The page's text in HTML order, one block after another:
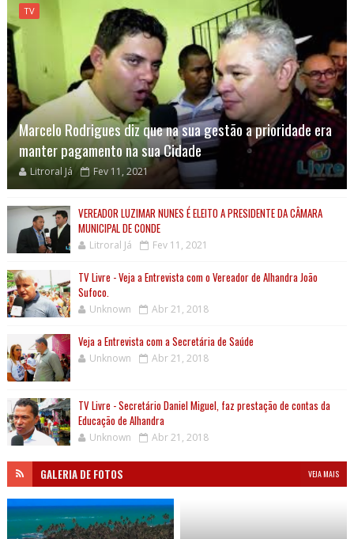
TV
Marcelo Rodrigues diz que na sua gestão a prioridade era
manter pagamento na sua Cidade
Litroral Já Fev 11, 2021
VEREADOR LUZIMAR NUNES É ELEITO A PRESIDENTE DA CÂMARA
MUNICIPAL DE CONDE
Litroral Já Fev 11, 2021
TV Livre - Veja a Entrevista com o Vereador de Alhandra João
Sufoco.
Unknown Abr 21, 2018
Veja a Entrevista com a Secretária de Saúde
Unknown Abr 21, 2018
TV Livre - Secretário Daniel Miguel, faz prestação de contas da
Educação de Alhandra
Unknown Abr 21, 2018
GALERIA DE FOTOS VEJA MAIS